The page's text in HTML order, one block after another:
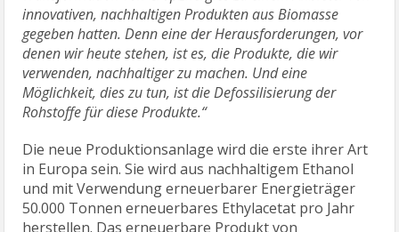
innovativen, nachhaltigen Produkten aus Biomasse
gegeben hatten. Denn eine der Herausforderungen, vor
denen wir heute stehen, ist es, die Produkte, die wir
verwenden, nachhaltiger zu machen. Und eine
Möglichkeit, dies zu tun, ist die Defossilisierung der
Rohstoffe für diese Produkte.“
Die neue Produktionsanlage wird die erste ihrer Art
in Europa sein. Sie wird aus nachhaltigem Ethanol
und mit Verwendung erneuerbarer Energieträger
50.000 Tonnen erneuerbares Ethylacetat pro Jahr
herstellen. Das erneuerbare Produkt von